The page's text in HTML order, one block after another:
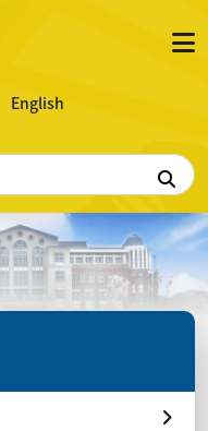
English
搜尋